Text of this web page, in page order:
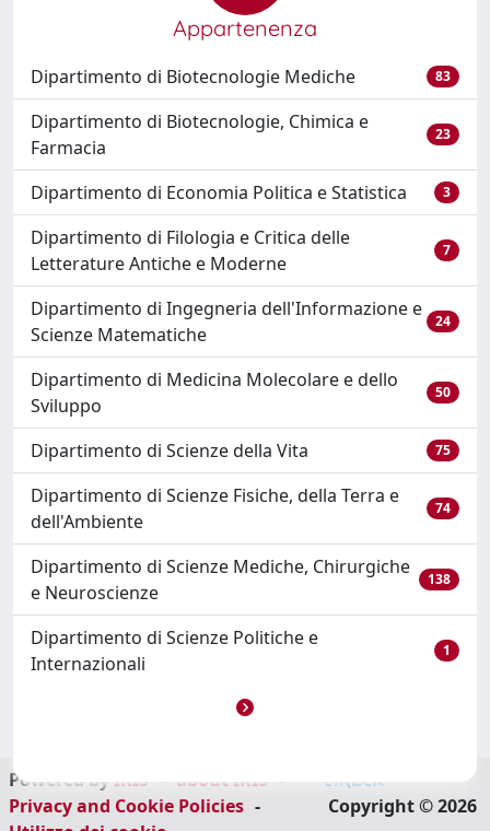
Appartenenza
Dipartimento di Biotecnologie Mediche 83
Dipartimento di Biotecnologie, Chimica e
Farmacia
23
Dipartimento di Economia Politica e Statistica 3
Dipartimento di Filologia e Critica delle
Letterature Antiche e Moderne
7
Dipartimento di Ingegneria dell'Informazione e
Scienze Matematiche
24
Dipartimento di Medicina Molecolare e dello
Sviluppo
50
Dipartimento di Scienze della Vita 75
Dipartimento di Scienze Fisiche, della Terra e
dell'Ambiente
74
Dipartimento di Scienze Mediche, Chirurgiche
e Neuroscienze
138
Dipartimento di Scienze Politiche e
Internazionali
1
Powered by IRIS - about IRIS -
Privacy and Cookie Policies -
Copyright © 2026